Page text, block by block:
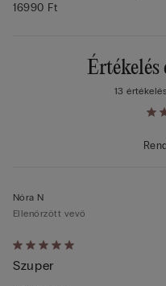
16990 Ft
Értékelés
13 értékelés
Értékelés:
5/5
Nóra N
Ellenőrzött vevő
Szuper